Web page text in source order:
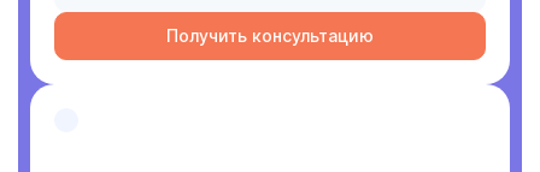
Получить консультацию